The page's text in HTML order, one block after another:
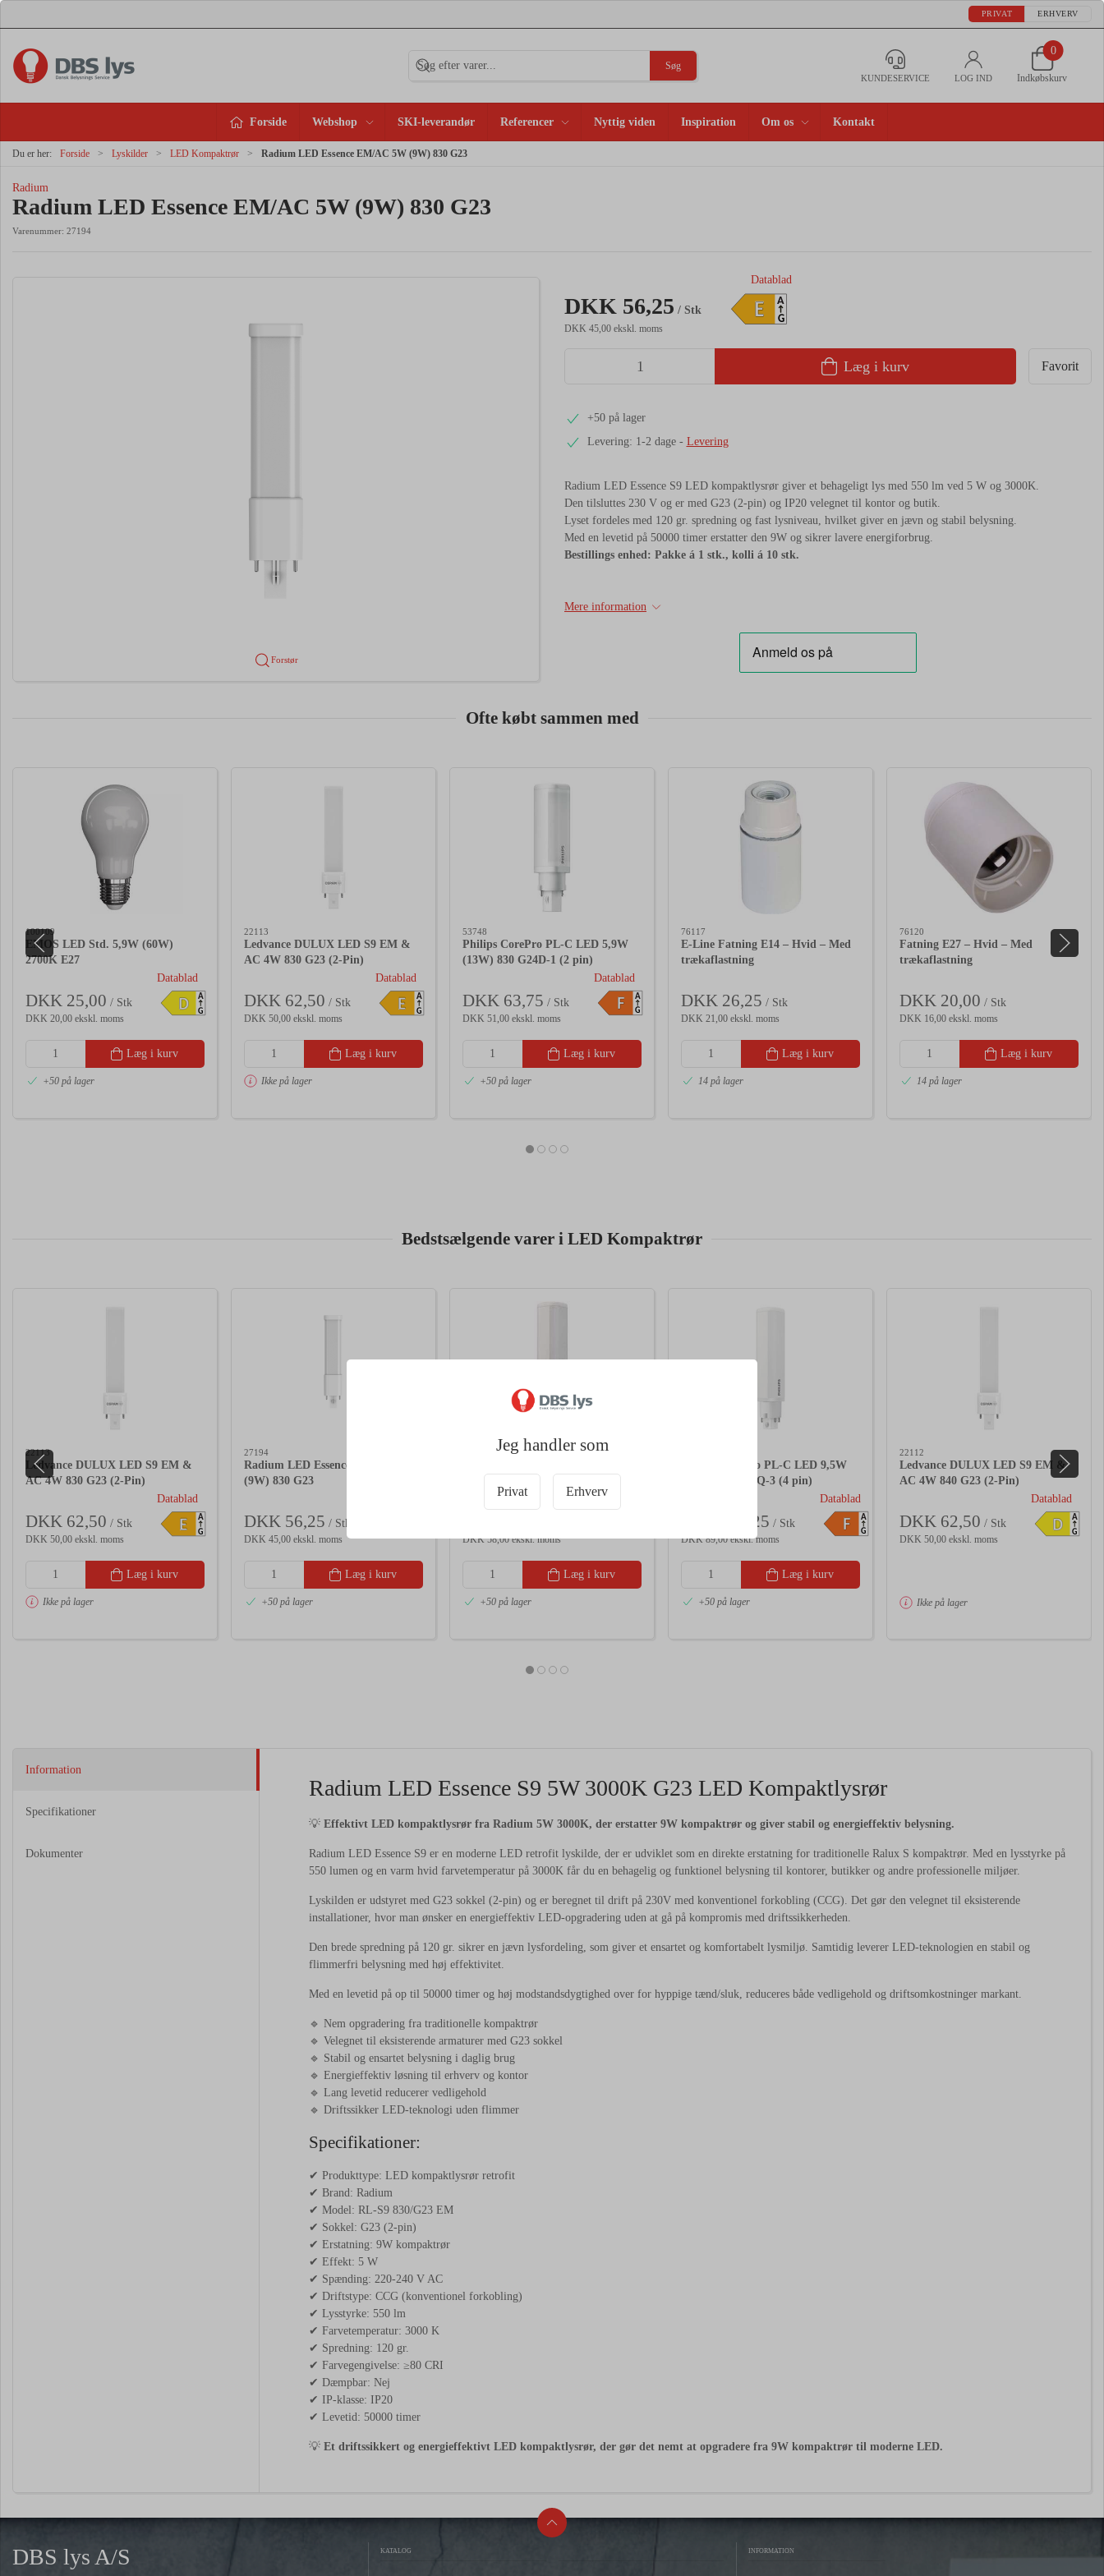
PRIVAT ERHVERV
Søg
KUNDESERVICE LOG IND
0
Indkøbskurv
Forside Webshop SKI-leverandør Referencer Nyttig viden Inspiration Om os Kontakt
Du er her: Forside Lyskilder LED Kompaktrør Radium LED Essence EM/AC 5W (9W) 830 G23
Jeg handler som
Privat Erhverv
Radium
Radium LED Essence EM/AC 5W (9W) 830 G23
Varenummer: 27194
Forstør
DKK 56,25 / Stk
Datablad
E A
G
DKK 45,00 ekskl. moms
Læg i kurv Favorit
+50 på lager
Levering: 1-2 dage- Levering
Radium LED Essence S9 LED kompaktlysrør giver et behageligt lys med 550 lm ved 5 W og 3000K.
Den tilsluttes 230 V og er med G23 (2-pin) og IP20 velegnet til kontor og butik.
Lyset fordeles med 120 gr. spredning og fast lysniveau, hvilket giver en jævn og stabil belysning.
Med en levetid på 50000 timer erstatter den 9W og sikrer lavere energiforbrug.
Bestillings enhed: Pakke á 1 stk., kolli á 10 stk.
Mere information
Ofte købt sammen med
100109
EMOS LED Std. 5,9W (60W)
2700K E27
DKK 25,00 / Stk
Datablad
D A
G
DKK 20,00 ekskl. moms
Læg i kurv
+50 på lager
22113
Ledvance DULUX LED S9 EM &
AC 4W 830 G23 (2-Pin)
DKK 62,50 / Stk
Datablad
E A
G
DKK 50,00 ekskl. moms
Læg i kurv
Ikke på lager
53748
Philips CorePro PL-C LED 5,9W
(13W) 830 G24D-1 (2 pin)
DKK 63,75 / Stk
Datablad
F A
G
DKK 51,00 ekskl. moms
Læg i kurv
+50 på lager
76117
E-Line Fatning E14 – Hvid – Med
trækaflastning
DKK 26,25 / Stk
DKK 21,00 ekskl. moms
Læg i kurv
14 på lager
76120
Fatning E27 – Hvid – Med
trækaflastning
DKK 20,00 / Stk
DKK 16,00 ekskl. moms
Læg i kurv
14 på lager
Bedstsælgende varer i LED Kompaktrør
22113
Ledvance DULUX LED S9 EM &
AC 4W 830 G23 (2-Pin)
DKK 62,50 / Stk
Datablad
E A
G
DKK 50,00 ekskl. moms
Læg i kurv
Ikke på lager
27194
Radium LED Essence EM/AC 5W
(9W) 830 G23
DKK 56,25 / Stk
DKK 45,00 ekskl. moms
Læg i kurv
+50 på lager
Datablad
DKK 58,00 ekskl. moms
Læg i kurv
+50 på lager
Philips CorePro PL-C LED 9,5W
(26W) 830 G24Q-3 (4 pin)
DKK 111,25 / Stk
Datablad
F A
G
DKK 89,00 ekskl. moms
Læg i kurv
+50 på lager
22112
Ledvance DULUX LED S9 EM &
AC 4W 840 G23 (2-Pin)
DKK 62,50 / Stk
Datablad
D A
G
DKK 50,00 ekskl. moms
Ikke på lager
Information
Specifikationer
Dokumenter
Radium LED Essence S9 5W 3000K G23 LED Kompaktlysrør
💡 Effektivt LED kompaktlysrør fra Radium 5W 3000K, der erstatter 9W kompaktrør og giver stabil og energieffektiv belysning.
Radium LED Essence S9 er en moderne LED retrofit lyskilde, der er udviklet som en direkte erstatning for traditionelle Ralux S kompaktrør. Med en lysstyrke på
550 lumen og en varm hvid farvetemperatur på 3000K får du en behagelig og funktionel belysning til kontorer, butikker og andre professionelle miljøer.
Lyskilden er udstyret med G23 sokkel (2-pin) og er beregnet til drift på 230V med konventionel forkobling (CCG). Det gør den velegnet til eksisterende
installationer, hvor man ønsker en energieffektiv LED-opgradering uden at gå på kompromis med driftssikkerheden.
Den brede spredning på 120 gr. sikrer en jævn lysfordeling, som giver et ensartet og komfortabelt lysmiljø. Samtidig leverer LED-teknologien en stabil og
flimmerfri belysning med høj effektivitet.
Med en levetid på op til 50000 timer og høj modstandsdygtighed over for hyppige tænd/sluk, reduceres både vedligehold og driftsomkostninger markant.
🔹 Nem opgradering fra traditionelle kompaktrør
🔹 Velegnet til eksisterende armaturer med G23 sokkel
🔹 Stabil og ensartet belysning i daglig brug
🔹 Energieffektiv løsning til erhverv og kontor
🔹 Lang levetid reducerer vedligehold
🔹 Driftssikker LED-teknologi uden flimmer
Specifikationer:
✔ Produkttype: LED kompaktlysrør retrofit
✔ Brand: Radium
✔ Model: RL-S9 830/G23 EM
✔ Sokkel: G23 (2-pin)
✔ Erstatning: 9W kompaktrør
✔ Effekt: 5 W
✔ Spænding: 220-240 V AC
✔ Driftstype: CCG (konventionel forkobling)
✔ Lysstyrke: 550 lm
✔ Farvetemperatur: 3000 K
✔ Spredning: 120 gr.
✔ Farvegengivelse: ≥80 CRI
✔ Dæmpbar: Nej
✔ IP-klasse: IP20
✔ Levetid: 50000 timer
💡 Et driftssikkert og energieffektivt LED kompaktlysrør, der gør det nemt at opgradere fra 9W kompaktrør til moderne LED.
DBS lys A/S KATALOG INFORMATION